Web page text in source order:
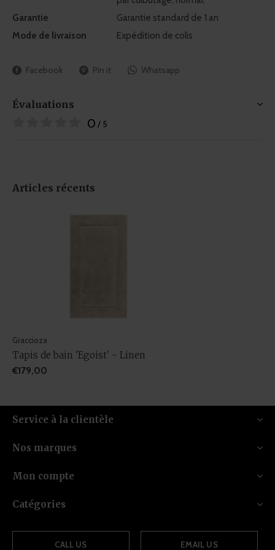
Garantie
Garantie standard de 1 an
Mode de livraison
Expédition de colis
Facebook Pin it Whatsapp
Évaluations
0 / 5
Articles récents
Graccioza
Tapis de bain 'Egoist' - Linen
€179,00
Service à la clientèle
Nos marques
Mon compte
Catégories
CALL US EMAIL US